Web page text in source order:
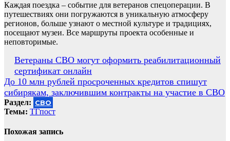
Каждая поездка – событие для ветеранов спецоперации. В
путешествиях они погружаются в уникальную атмосферу
регионов, больше узнают о местной культуре и традициях,
посещают музеи. Все маршруты проекта особенные и
неповторимые.
Навигация
по
записям
Ветераны СВО могут оформить реабилитационный
сертификат онлайн
До 10 млн рублей просроченных кредитов спишут
сибирякам, заключившим контракты на участие в СВО
Раздел: СВО
Темы: ТГпост
Похожая запись